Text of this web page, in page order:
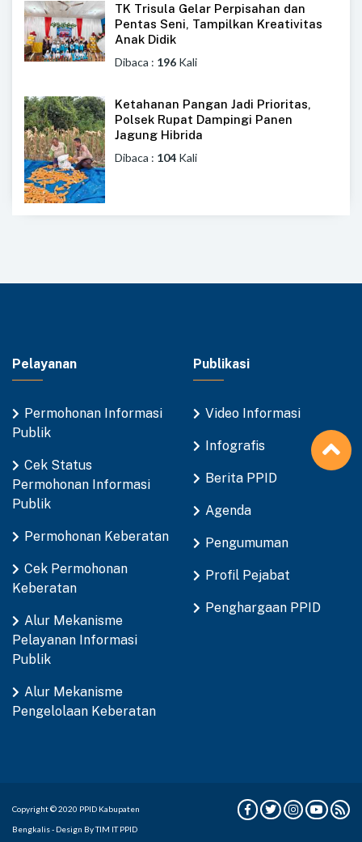
TK Trisula Gelar Perpisahan dan
Pentas Seni, Tampilkan Kreativitas
Anak Didik
Dibaca : 196 Kali
Ketahanan Pangan Jadi Prioritas,
Polsek Rupat Dampingi Panen
Jagung Hibrida
Dibaca : 104 Kali
Pelayanan
Permohonan Informasi
Publik
Cek Status
Permohonan Informasi
Publik
Permohonan Keberatan
Cek Permohonan
Keberatan
Alur Mekanisme
Pelayanan Informasi
Publik
Alur Mekanisme
Pengelolaan Keberatan
Publikasi
Video Informasi
Infografis
Berita PPID
Agenda
Pengumuman
Profil Pejabat
Penghargaan PPID
Copyright © 2020 PPID Kabupaten
Bengkalis - Design By TIM IT PPID